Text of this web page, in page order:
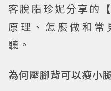
客脫脂珍妮分享的
原理、怎麼做和常
聽。
為何壓腳背可以瘦小